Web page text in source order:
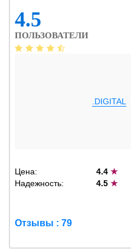
4.5
ПОЛЬЗОВАТЕЛИ
.DIGITAL
Цена: 4.4★
Надежность:
4.5★
Отзывы : 79